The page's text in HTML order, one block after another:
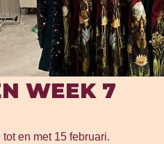
WEEK 7
en met 15 februari.